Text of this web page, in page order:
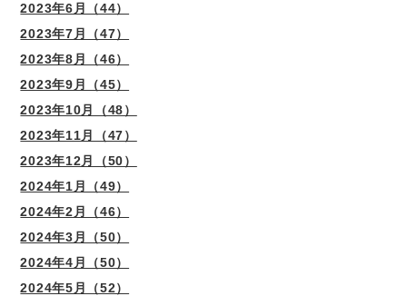
2023年6月（44）
2023年7月（47）
2023年8月（46）
2023年9月（45）
2023年10月（48）
2023年11月（47）
2023年12月（50）
2024年1月（49）
2024年2月（46）
2024年3月（50）
2024年4月（50）
2024年5月（52）